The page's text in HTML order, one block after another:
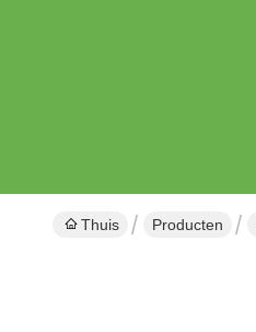
Thuis Producten